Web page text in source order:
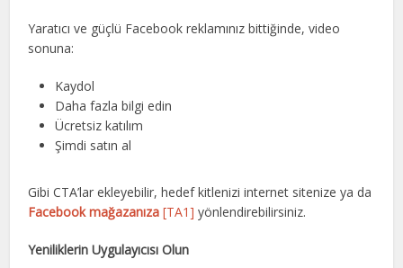
Yaratıcı ve güçlü Facebook reklamınız bittiğinde, video
sonuna:
Kaydol
Daha fazla bilgi edin
Ücretsiz katılım
Şimdi satın al
Gibi CTA’lar ekleyebilir, hedef kitlenizi internet sitenize ya da
Facebook mağazanıza [TA1] yönlendirebilirsiniz.
Yeniliklerin Uygulayıcısı Olun